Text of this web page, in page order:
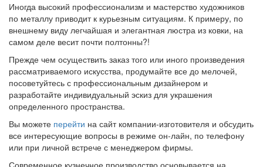
Иногда высокий профессионализм и мастерство художников
по металлу приводит к курьезным ситуациям. К примеру, по
внешнему виду легчайшая и элегантная люстра из ковки, на
самом деле весит почти полтонны?!
Прежде чем осуществить заказ того или иного произведения
рассматриваемого искусства, продумайте все до мелочей,
посоветуйтесь с профессиональным дизайнером и
разработайте индивидуальный эскиз для украшения
определенного пространства.
Вы можете перейти на сайт компании-изготовителя и обсудить
все интересующие вопросы в режиме он-лайн, по телефону
или при личной встрече с менеджером фирмы.
Современное кузнечное производство основывается на